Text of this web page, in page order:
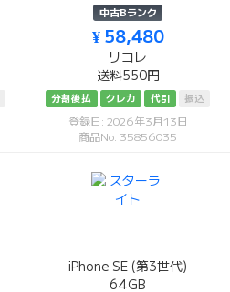
中古Bランク
¥ 58,480
リコレ
送料550円
分割後払 クレカ 代引 振込
登録日: 2026年3月13日
商品No: 35856035
iPhone SE (第3世代)
64GB